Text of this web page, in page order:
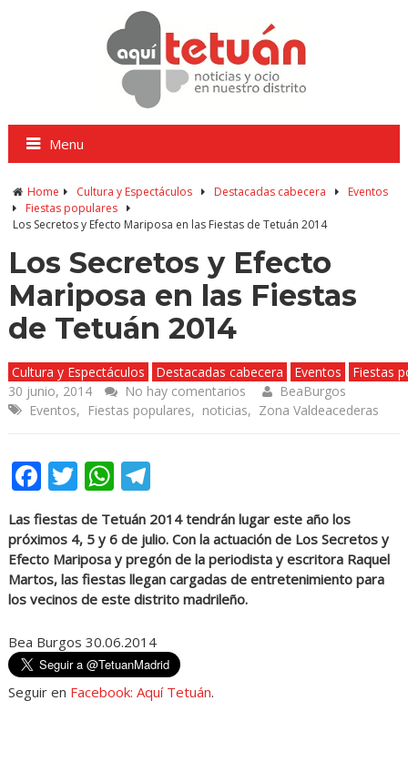
Menu
Home Cultura y Espectáculos Destacadas cabecera
Eventos
Fiestas populares
Los Secretos y Efecto Mariposa en las Fiestas de Tetuán 2014
Los Secretos y Efecto
Mariposa en las Fiestas
de Tetuán 2014
Cultura y Espectáculos Destacadas cabecera Eventos
Fiestas
30 junio, 2014
No hay comentarios
BeaBurgos
Eventos, Fiestas populares, noticias, Zona Valdeacederas
Facebook
Twitter
WhatsApp
Telegram
Las fiestas de Tetuán 2014 tendrán lugar este año los
próximos 4, 5 y 6 de julio. Con la actuación de Los Secretos y
Efecto Mariposa y pregón de la periodista y escritora Raquel
Martos, las fiestas llegan cargadas de entretenimiento para
los vecinos de este distrito madrileño.
Bea Burgos 30.06.2014
Seguir en Facebook: Aquí Tetuán.